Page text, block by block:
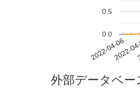
2022-04-06
2022-
0.0
0.5
外部データベー